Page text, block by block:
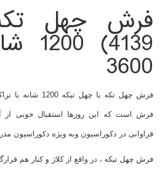
فرش چهل
3600
فرش است که این روزها استقبال خوبی از
فراوانی در دکوراسیون وبه ویژه دکوراسیون
فرش چهل تیکه ، در واقع از کلاژ و کنار هم